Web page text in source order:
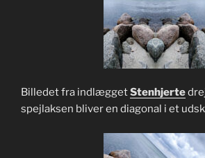
Billedet fra indlæggetStenhjerte
spejlaksen bliver en diagonal i et